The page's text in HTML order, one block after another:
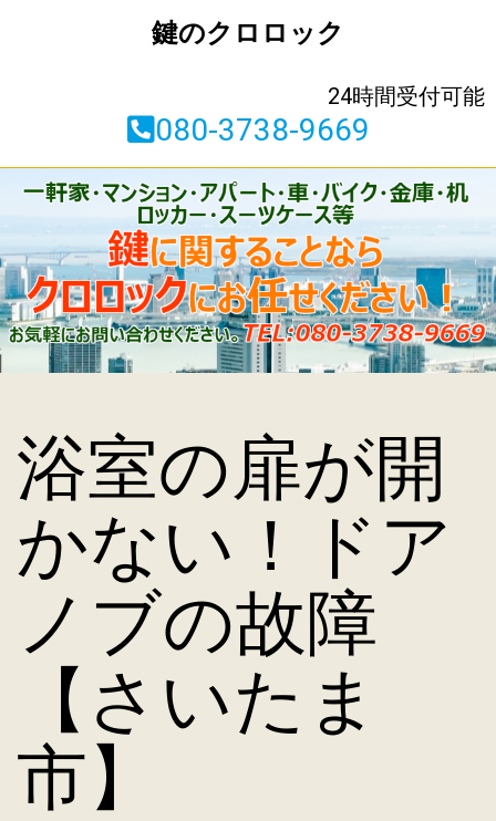
鍵のクロロック
24時間受付可能
080-3738-9669
浴室の扉が開
かない！ドア
ノブの故障
【さいたま
市】